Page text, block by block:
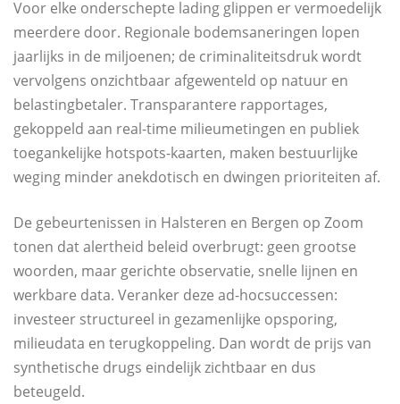
Voor elke onderschepte lading glippen er vermoedelijk
meerdere door. Regionale bodemsaneringen lopen
jaarlijks in de miljoenen; de criminaliteitsdruk wordt
vervolgens onzichtbaar afgewenteld op natuur en
belastingbetaler. Transparantere rapportages,
gekoppeld aan real-time milieumetingen en publiek
toegankelijke hotspots-kaarten, maken bestuurlijke
weging minder anekdotisch en dwingen prioriteiten af.
De gebeurtenissen in Halsteren en Bergen op Zoom
tonen dat alertheid beleid overbrugt: geen grootse
woorden, maar gerichte observatie, snelle lijnen en
werkbare data. Veranker deze ad-hocsuccessen:
investeer structureel in gezamenlijke opsporing,
milieudata en terugkoppeling. Dan wordt de prijs van
synthetische drugs eindelijk zichtbaar en dus
beteugeld.